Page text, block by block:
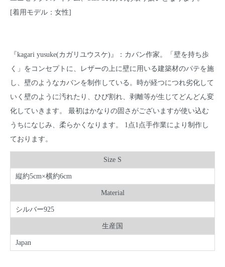
[着用モデル：女性]
『kagari yusuke(カガリユウスケ)』：カバン作家。「壁を持ち歩
く」をコンセプトに、レザーの上に壁に用いる建築材のパテを施
し、壁のようなカバンを制作している。時が経つにつれ劣化して
いく壁のように汚れたり、ひび割れ、剥離等が生じてどんどん変
化していきます。 最初はかなりの固さがございますが使い込む
うちになじみ、柔らかくなります。 1点1点手作業により制作し
ております。
Size S
縦約5cm×横約6cm
Material
シルバー925
生産国
Japan